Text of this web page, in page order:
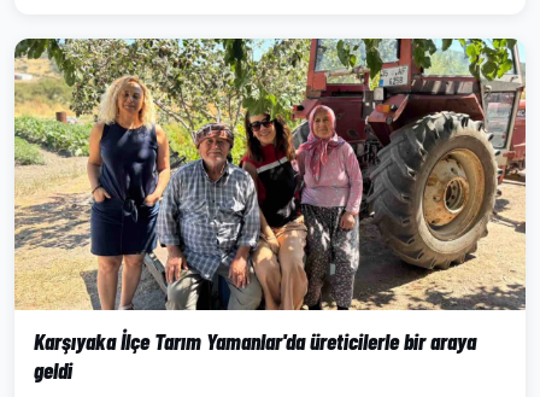
Karşıyaka İlçe Tarım Yamanlar'da üreticilerle bir araya
geldi